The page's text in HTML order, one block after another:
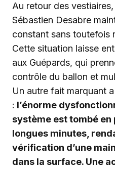
‎Au retour des
Sébastien Desabre
constant sans toutefois
Cette situation laisse
aux Guépards, qui
contrôle du ballon et
Un autre fait marquant
: l’énorme
système est tombé en
longues minutes,
vérification d’une
dans la surface. Une